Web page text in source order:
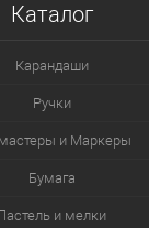
Каталог
Карандаши
Ручки
и Маркеры
Бумага
и мелки